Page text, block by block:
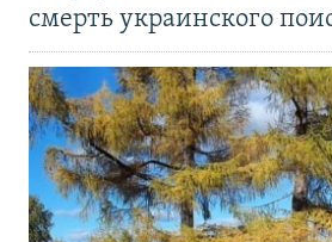
смерть украинского